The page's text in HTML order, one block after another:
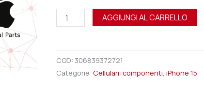
AGGIUNGI AL CARRELLO
COD: 306839372721
Categorie:Cellulari: componenti ,iPhone 15